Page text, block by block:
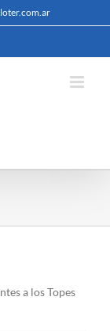
a los Topes